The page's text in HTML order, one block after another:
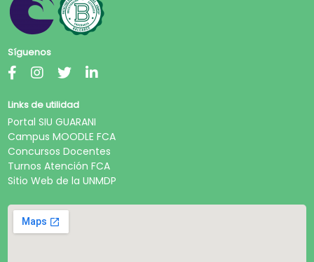
Síguenos
Links de utilidad
Portal SIU GUARANI
Campus MOODLE FCA
Concursos Docentes
Turnos Atención FCA
Sitio Web de la UNMDP